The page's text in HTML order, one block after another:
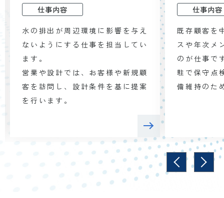
仕事内容
水の排出が周辺環境に影響を与え
ないようにする仕事を担当してい
ます。
営業や設計では、お客様や新規顧
客を訪問し、設計条件を基に提案
を行います。
仕事内容
既存顧客を
スや年次メ
のが仕事で
駐で保守点
備維持のた